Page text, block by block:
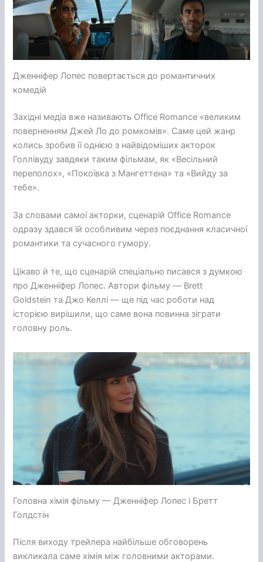
Дженніфер Лопес повертається до романтичних
комедій
Західні медіа вже називають Office Romance «великим
поверненням Джей Ло до ромкомів». Саме цей жанр
колись зробив її однією з найвідоміших акторок
Голлівуду завдяки таким фільмам, як «Весільний
переполох», «Покоївка з Мангеттена» та «Вийду за
тебе».
За словами самої акторки, сценарій Office Romance
одразу здався їй особливим через поєднання класичної
романтики та сучасного гумору.
Цікаво й те, що сценарій спеціально писався з думкою
про Дженніфер Лопес. Автори фільму — Brett
Goldstein та Джо Келлі — ще під час роботи над
історією вирішили, що саме вона повинна зіграти
головну роль.
Головна хімія фільму — Дженніфер Лопес і Бретт
Голдстін
Після виходу трейлера найбільше обговорень
викликала саме хімія між головними акторами.